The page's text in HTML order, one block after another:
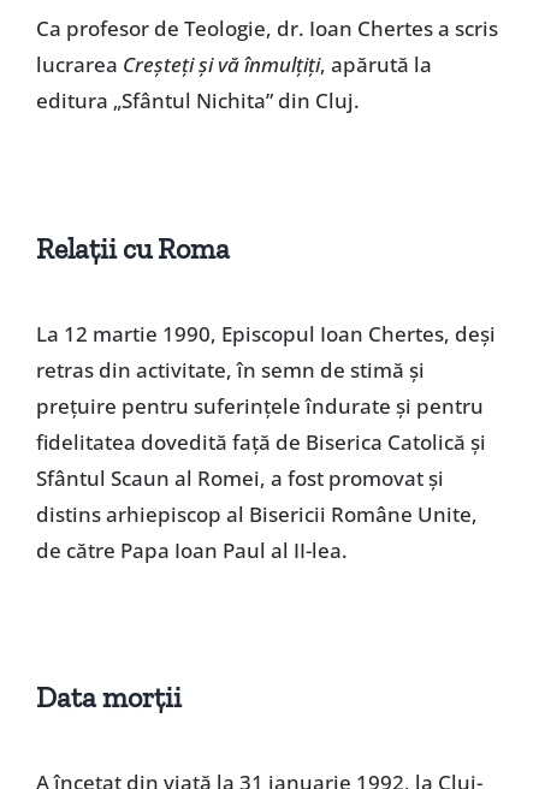
Ca profesor de Teologie, dr. Ioan Chertes a scris
lucrarea Creşteţi şi vă înmulţiţi, apărută la
editura „Sfântul Nichita” din Cluj.
Relaţii cu Roma
La 12 martie 1990, Episcopul Ioan Chertes, deşi
retras din activitate, în semn de stimă şi
preţuire pentru suferinţele îndurate şi pentru
fidelitatea dovedită faţă de Biserica Catolică şi
Sfântul Scaun al Romei, a fost promovat şi
distins arhiepiscop al Bisericii Române Unite,
de către Papa Ioan Paul al II-lea.
Data morţii
A încetat din viaţă la 31 ianuarie 1992, la Cluj-